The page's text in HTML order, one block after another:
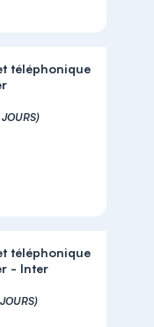
téléphonique
téléphonique
- Inter